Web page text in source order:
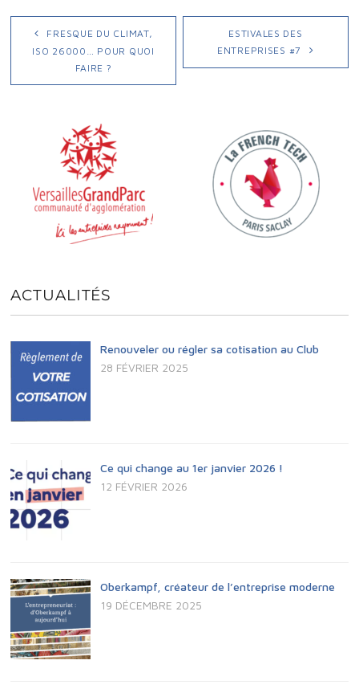
FRESQUE DU CLIMAT,
ISO 26000… POUR QUOI
FAIRE ?
ESTIVALES DES
ENTREPRISES #7
ACTUALITÉS
Renouveler ou régler sa cotisation au Club
28 FÉVRIER 2025
Ce qui change au 1er janvier 2026 !
12 FÉVRIER 2026
Oberkampf, créateur de l’entreprise moderne
19 DÉCEMBRE 2025